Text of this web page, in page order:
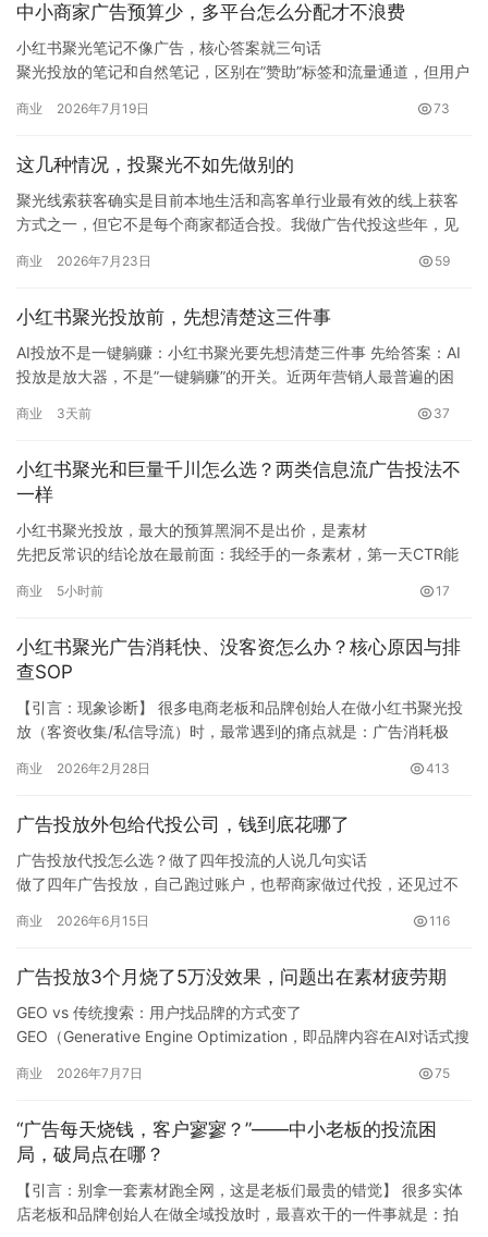
中小商家广告预算少，多平台怎么分配才不浪费
小红书聚光笔记不像广告，核心答案就三句话
聚光投放的笔记和自然笔记，区别在”赞助”标签和流量通道，但用户
广告的笔记，三个原则要记住：用真实场景替代产品说明书式的文
仿自然笔记的”随手拍”风格，不用精致的…
商业 2026年7月19日 73
这几种情况，投聚光不如先做别的
聚光线索获客确实是目前本地生活和高客单行业最有效的线上获客
方式之一，但它不是每个商家都适合投。我做广告代投这些年，见
有效线索，最后得出一个结论”聚光没用”。问题往往不在平台，而在
清楚，帮你省一笔试错成本。…
商业 2026年7月23日 59
小红书聚光投放前，先想清楚这三件事
AI投放不是一键躺赚：小红书聚光要先想清楚三件事 先给答案：AI
投放是放大器，不是”一键躺赚”的开关。近两年营销人最普遍的困
商业 3天前 37
小红书聚光和巨量千川怎么选？两类信息流广告投法不
一样
小红书聚光投放，最大的预算黑洞不是出价，是素材
先把反常识的结论放在最前面：我经手的一条素材，第一天CTR能
题不在出价，而在”素材新鲜度衰减”。素材新鲜度衰减指同一条素材
是广告被展示后用户实际…
商业 5小时前 17
小红书聚光广告消耗快、没客资怎么办？核心原因与排
查SOP
【引言：现象诊断】 很多电商老板和品牌创始人在做小红书聚光投
放（客资收集/私信导流）时，最常遇到的痛点就是：广告消耗极
粉…
商业 2026年2月28日 413
广告投放外包给代投公司，钱到底花哪了
广告投放代投怎么选？做了四年投流的人说几句实话
做了四年广告投放，自己跑过账户，也帮商家做过代投，还见过不
实存在的一些问题摊开讲讲，给正在考虑找代投或者已经被代投坑
代投水到底有多深
广告代投这个市场，说句不好听的话，门槛低到什么程度…
商业 2026年6月15日 116
广告投放3个月烧了5万没效果，问题出在素材疲劳期
GEO vs 传统搜索：用户找品牌的方式变了
GEO（Generative Engine Optimization，即品牌内容在AI对话式搜
制。传统搜索是用户敲关键词自己去翻，AI搜索是用户问问题，品
商业 2026年7月7日 75
“广告每天烧钱，客户寥寥？”——中小老板的投流困
局，破局点在哪？
【引言：别拿一套素材跑全网，这是老板们最贵的错觉】 很多实体
店老板和品牌创始人在做全域投放时，最喜欢干的一件事就是：拍